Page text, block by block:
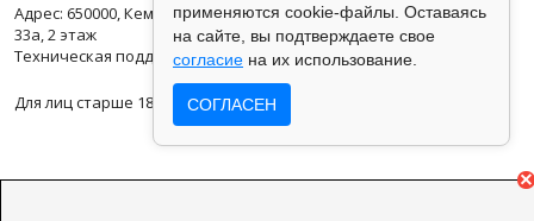
Адрес: 650000, Кемеровская Область, г.Кемерово, ул.Кузбасская
33а, 2 этаж
Техническая поддержка: support@vse42.ru
Для лиц старше 18 лет.
применяются cookie-файлы. Оставаясь
на сайте, вы подтверждаете свое
согласие на их использование.
СОГЛАСЕН